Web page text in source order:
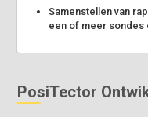
Samenstellen van
een of meer sondes
PosiTector